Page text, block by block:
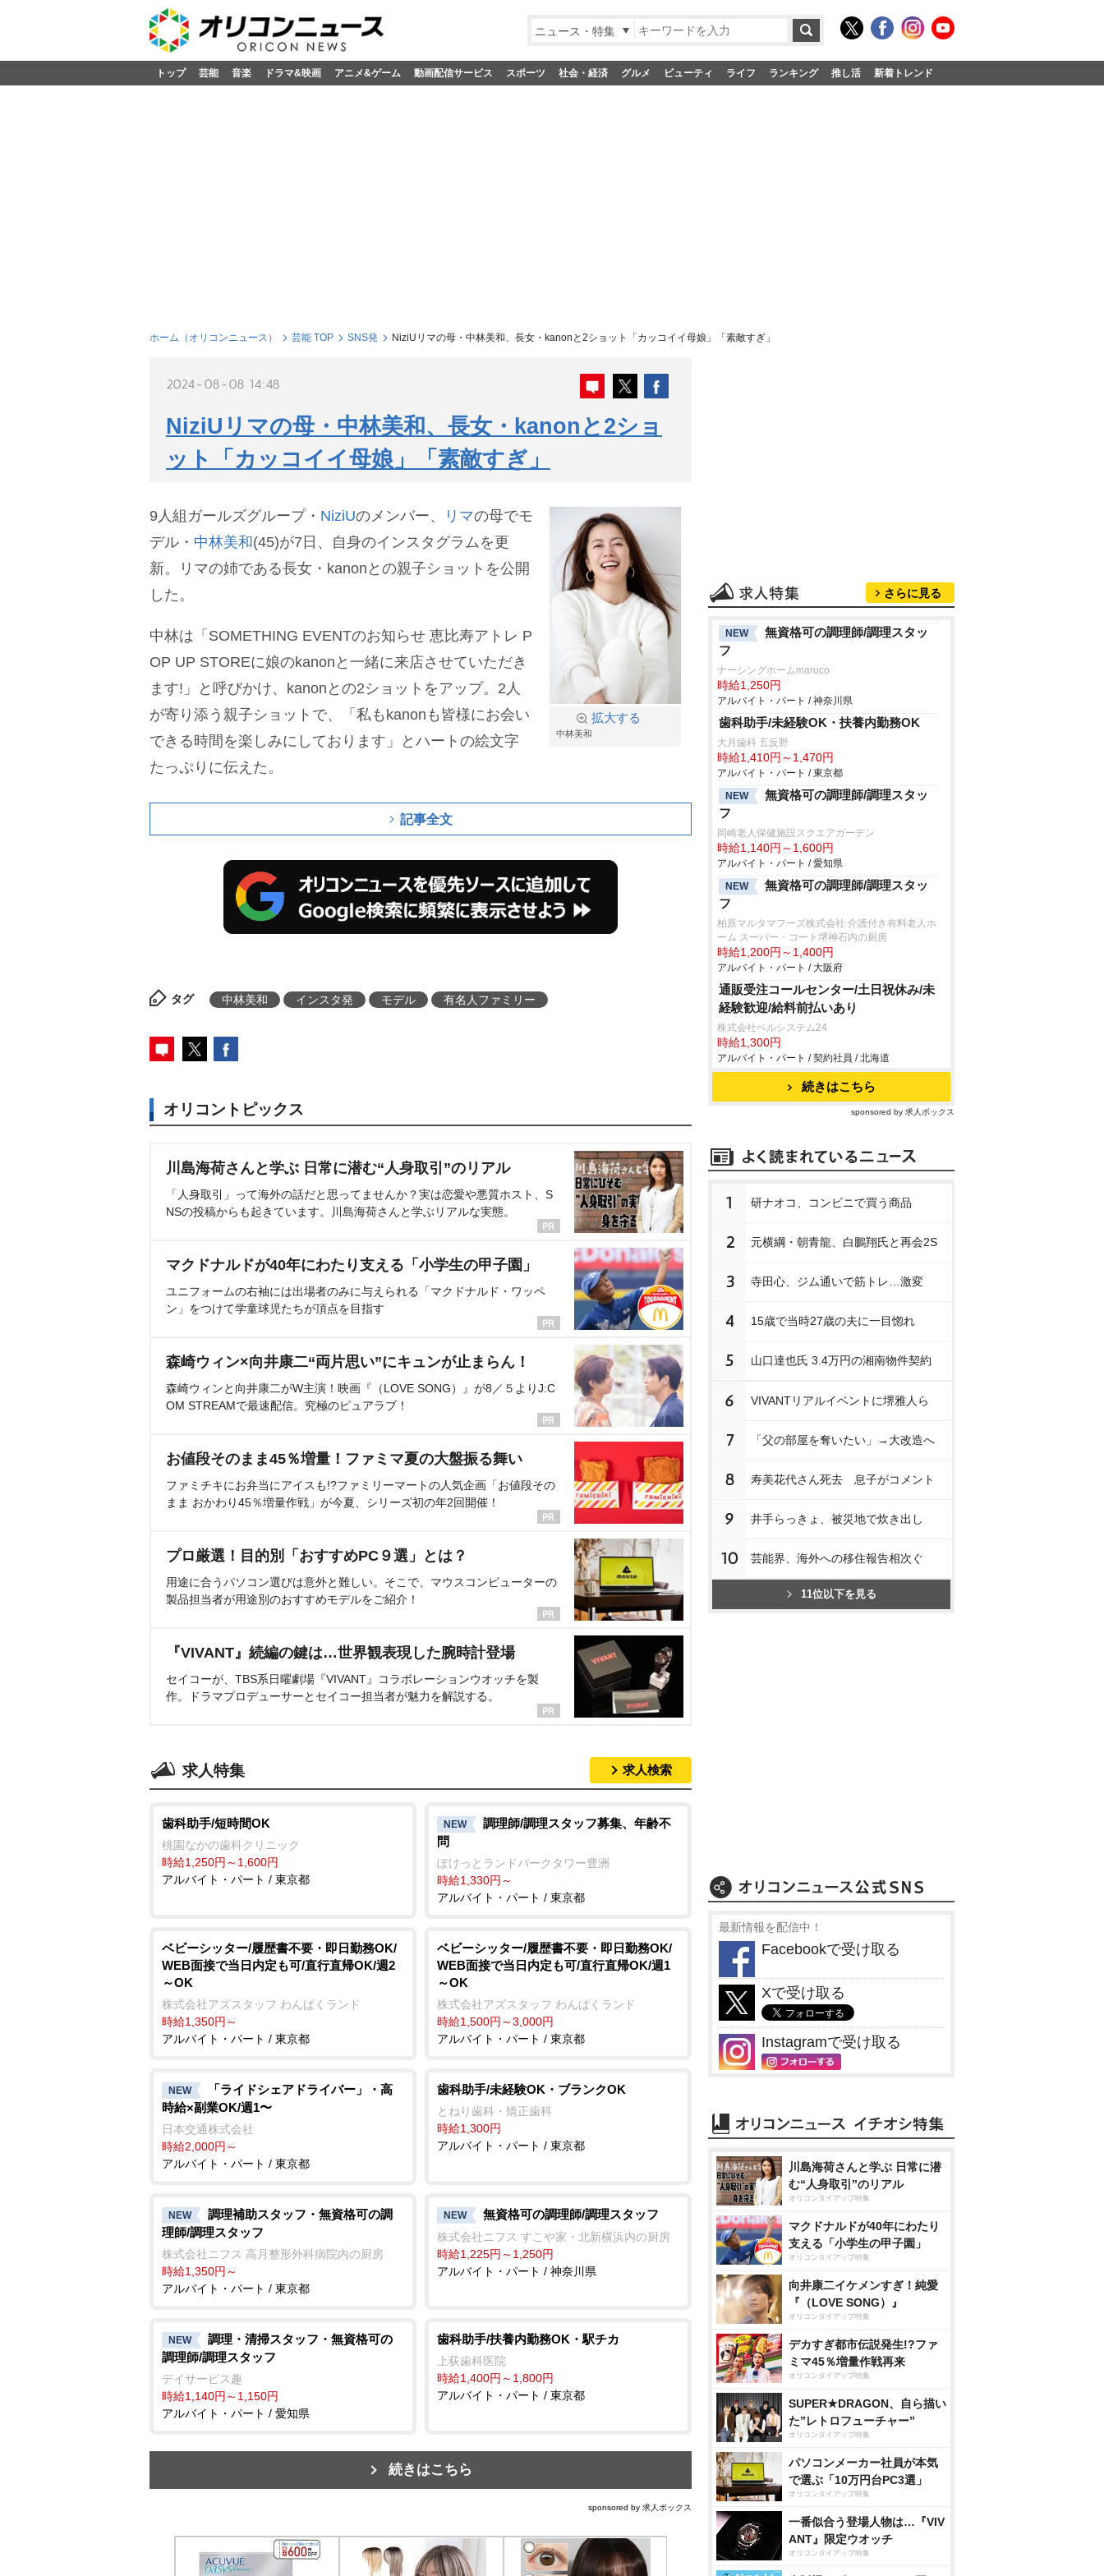
ニュース・特集
トップ 芸能 音楽 ドラマ&映画 アニメ&ゲーム 動画配信サービス スポーツ 社会・経済 グルメ ビューティ ライフ ランキング 推し活 新着トレンド
ホーム（オリコンニュース） 芸能 TOP SNS発 NiziUリマの母・中林美和、長女・kanonと2ショット「カッコイイ母娘」「素敵すぎ」
2024-08-08 14:48
NiziUリマの母・中林美和、長女・kanonと2ショ
ット「カッコイイ母娘」「素敵すぎ」
拡大する
中林美和
9人組ガールズグループ・ NiziUのメンバー、 リマの母でモ
デル・ 中林美和(45)が7日、自身のインスタグラムを更
新。リマの姉である長女・kanonとの親子ショットを公開
した。
中林は「SOMETHING EVENTのお知らせ 恵比寿アトレ P
OP UP STOREに娘のkanonと一緒に来店させていただき
ます!」と呼びかけ、kanonとの2ショットをアップ。2人
が寄り添う親子ショットで、「私もkanonも皆様にお会い
できる時間を楽しみにしております」とハートの絵文字
たっぷりに伝えた。
記事全文
タグ 中林美和 インスタ発 モデル 有名人ファミリー
オリコントピックス
川島海荷さんと学ぶ 日常に潜む“人身取引”のリアル
「人身取引」って海外の話だと思ってませんか？実は恋愛や悪質ホスト、S
NSの投稿からも起きています。川島海荷さんと学ぶリアルな実態。
マクドナルドが40年にわたり支える「小学生の甲子園」
ユニフォームの右袖には出場者のみに与えられる「マクドナルド・ワッペ
ン」をつけて学童球児たちが頂点を目指す
森崎ウィン×向井康二“両片思い”にキュンが止まらん！
森崎ウィンと向井康二がW主演！映画『（LOVE SONG）』が8／５よりJ:C
OM STREAMで最速配信。究極のピュアラブ！
お値段そのまま45％増量！ファミマ夏の大盤振る舞い
ファミチキにお弁当にアイスも!?ファミリーマートの人気企画「お値段その
まま おかわり45％増量作戦」が今夏、シリーズ初の年2回開催！
プロ厳選！目的別「おすすめPC９選」とは？
用途に合うパソコン選びは意外と難しい。そこで、マウスコンピューターの
製品担当者が用途別のおすすめモデルをご紹介！
『VIVANT』続編の鍵は…世界観表現した腕時計登場
セイコーが、TBS系日曜劇場『VIVANT』コラボレーションウオッチを製
作。ドラマプロデューサーとセイコー担当者が魅力を解説する。
求人特集 求人検索
歯科助手/短時間OK
桃園なかの歯科クリニック
時給1,250円～1,600円
アルバイト・パート / 東京都
NEW
調理師/調理スタッフ募集、年齢不
問
ぽけっとランドパークタワー豊洲
時給1,330円～
アルバイト・パート / 東京都
ベビーシッター/履歴書不要・即日勤務OK/
WEB面接で当日内定も可/直行直帰OK/週2
～OK
株式会社アズスタッフ わんぱくランド
時給1,350円～
アルバイト・パート / 東京都
ベビーシッター/履歴書不要・即日勤務OK/
WEB面接で当日内定も可/直行直帰OK/週1
～OK
株式会社アズスタッフ わんぱくランド
時給1,500円～3,000円
アルバイト・パート / 東京都
NEW
「ライドシェアドライバー」・高
時給×副業OK/週1〜
日本交通株式会社
時給2,000円～
アルバイト・パート / 東京都
歯科助手/未経験OK・ブランクOK
とねり歯科・矯正歯科
時給1,300円
アルバイト・パート / 東京都
NEW
調理補助スタッフ・無資格可の調
理師/調理スタッフ
株式会社ニフス 高月整形外科病院内の厨房
時給1,350円～
アルバイト・パート / 東京都
NEW 無資格可の調理師/調理スタッフ
株式会社ニフス すこや家・北新横浜内の厨房
時給1,225円～1,250円
アルバイト・パート / 神奈川県
NEW
調理・清掃スタッフ・無資格可の
調理師/調理スタッフ
デイサービス趣
時給1,140円～1,150円
アルバイト・パート / 愛知県
歯科助手/扶養内勤務OK・駅チカ
上荻歯科医院
時給1,400円～1,800円
アルバイト・パート / 東京都
続きはこちら
sponsored by 求人ボックス
さらに見る
NEW
無資格可の調理師/調理スタッ
フ
ナーシングホームmaruco
時給1,250円
アルバイト・パート / 神奈川県
歯科助手/未経験OK・扶養内勤務OK
大月歯科 五反野
時給1,410円～1,470円
アルバイト・パート / 東京都
NEW
無資格可の調理師/調理スタッ
フ
岡崎老人保健施設スクエアガーデン
時給1,140円～1,600円
アルバイト・パート / 愛知県
NEW
無資格可の調理師/調理スタッ
フ
柏原マルタマフーズ株式会社 介護付き有料老人ホ
ーム スーパー・コート堺神石内の厨房
時給1,200円～1,400円
アルバイト・パート / 大阪府
通販受注コールセンター/土日祝休み/未
経験歓迎/給料前払いあり
株式会社ベルシステム24
時給1,300円
アルバイト・パート / 契約社員 / 北海道
続きはこちら
sponsored by 求人ボックス
1 研ナオコ、コンビニで買う商品
2 元横綱・朝青龍、白鵬翔氏と再会2S
3 寺田心、ジム通いで筋トレ…激変
4 15歳で当時27歳の夫に一目惚れ
5 山口達也氏 3.4万円の湘南物件契約
6 VIVANTリアルイベントに堺雅人ら
7 「父の部屋を奪いたい」→大改造へ
8 寿美花代さん死去 息子がコメント
9 井手らっきょ、被災地で炊き出し
10 芸能界、海外への移住報告相次ぐ
11位以下を見る
最新情報を配信中！
Facebookで受け取る
Xで受け取る
Instagramで受け取る
川島海荷さんと学ぶ 日常に潜
む“人身取引”のリアル
オリコンタイアップ特集
マクドナルドが40年にわたり
支える「小学生の甲子園」
オリコンタイアップ特集
向井康二イケメンすぎ！純愛
『（LOVE SONG）』
オリコンタイアップ特集
デカすぎ都市伝説発生!?ファ
ミマ45％増量作戦再来
オリコンタイアップ特集
SUPER★DRAGON、自ら描い
た”レトロフューチャー”
オリコンタイアップ特集
パソコンメーカー社員が本気
で選ぶ「10万円台PC3選」
オリコンタイアップ特集
一番似合う登場人物は…『VIV
ANT』限定ウオッチ
オリコンタイアップ特集